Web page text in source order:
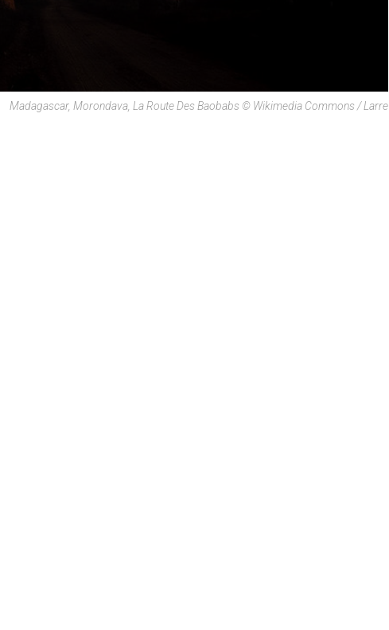
Madagascar, Morondava, La Route Des Baobabs © Wikimedia Commons / Larre